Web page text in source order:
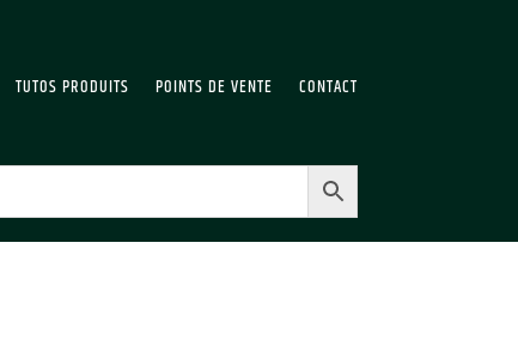
TUTOS PRODUITS POINTS DE VENTE CONTACT